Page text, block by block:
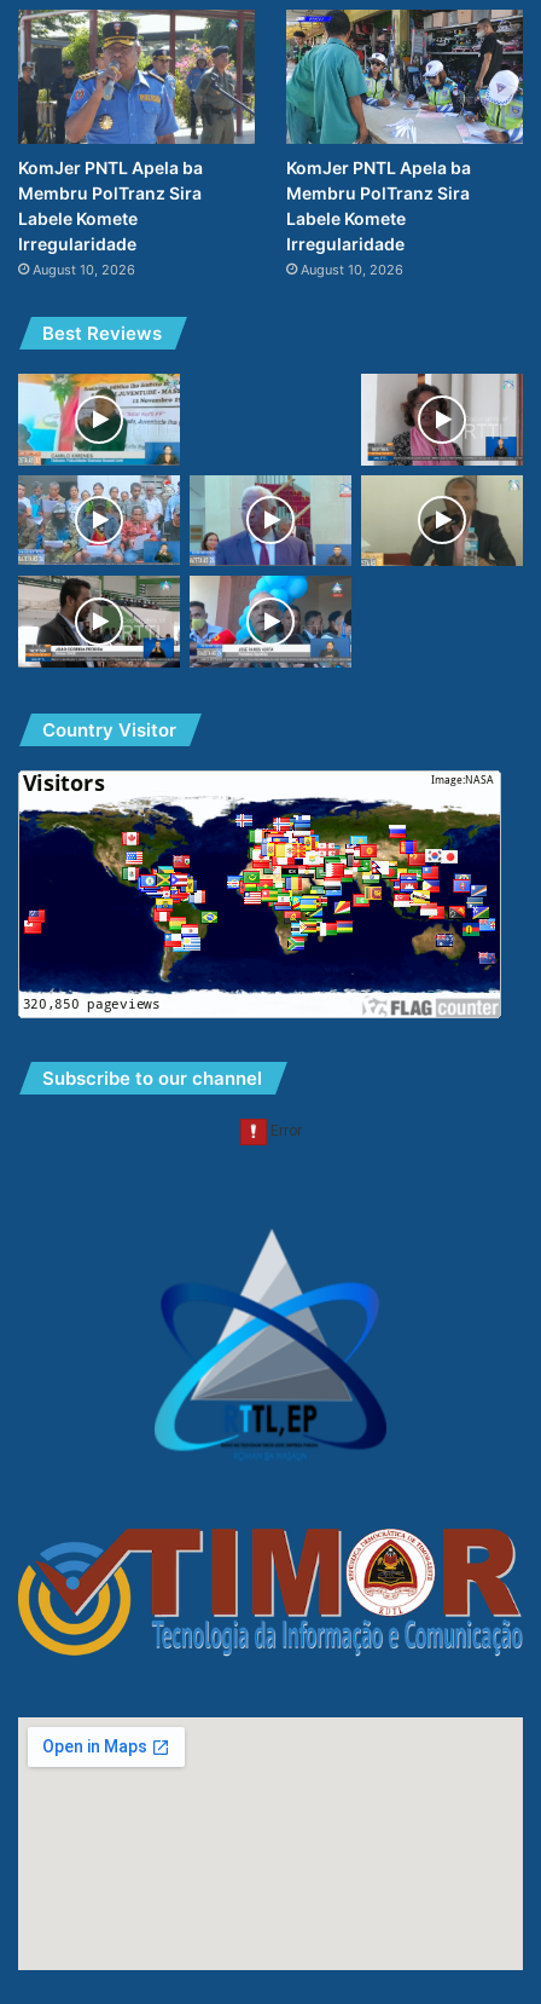
KomJer PNTL Apela ba
Membru PolTranz Sira
Labele Komete
Irregularidade
August 10, 2026
KomJer PNTL Apela ba
Membru PolTranz Sira
Labele Komete
Irregularidade
August 10, 2026
Best Reviews
Country Visitor
Subscribe to our channel